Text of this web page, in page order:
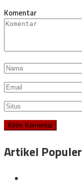
Komentar
Artikel Populer